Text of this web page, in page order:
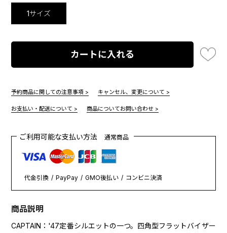
1サイズ
カートに入れる
予約商品に関しての注意事項 > キャンセル、変更について >
お支払い・配送について > 商品についてお問い合わせ >
ご利用可能な支払い方法通常商品
代金引換 PayPay GMO後払い コンビニ決済
商品説明
CAPTAIN：'47定番シルエットの一つ。四角型フラットバイザー